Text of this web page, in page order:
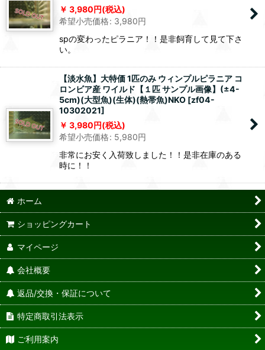
3,980円(税込)
希望小売価格: 3,980円
spの変わったピラニア！！是非飼育して見て下さ
い。
【淡水魚】大特価 1匹のみ ウィンプルピラニア コ
ロンビア産 ワイルド【１匹 サンプル画像】(±4-
5cm)(大型魚)(生体)(熱帯魚)NKO [zf04-
10302021]
3,980円(税込)
希望小売価格: 5,980円
非常にお安く入荷致しました！！是非在庫のある
時に！！
ホーム
ショッピングカート
マイページ
会社概要
返品/交換・保証について
特定商取引法表示
ご利用案内